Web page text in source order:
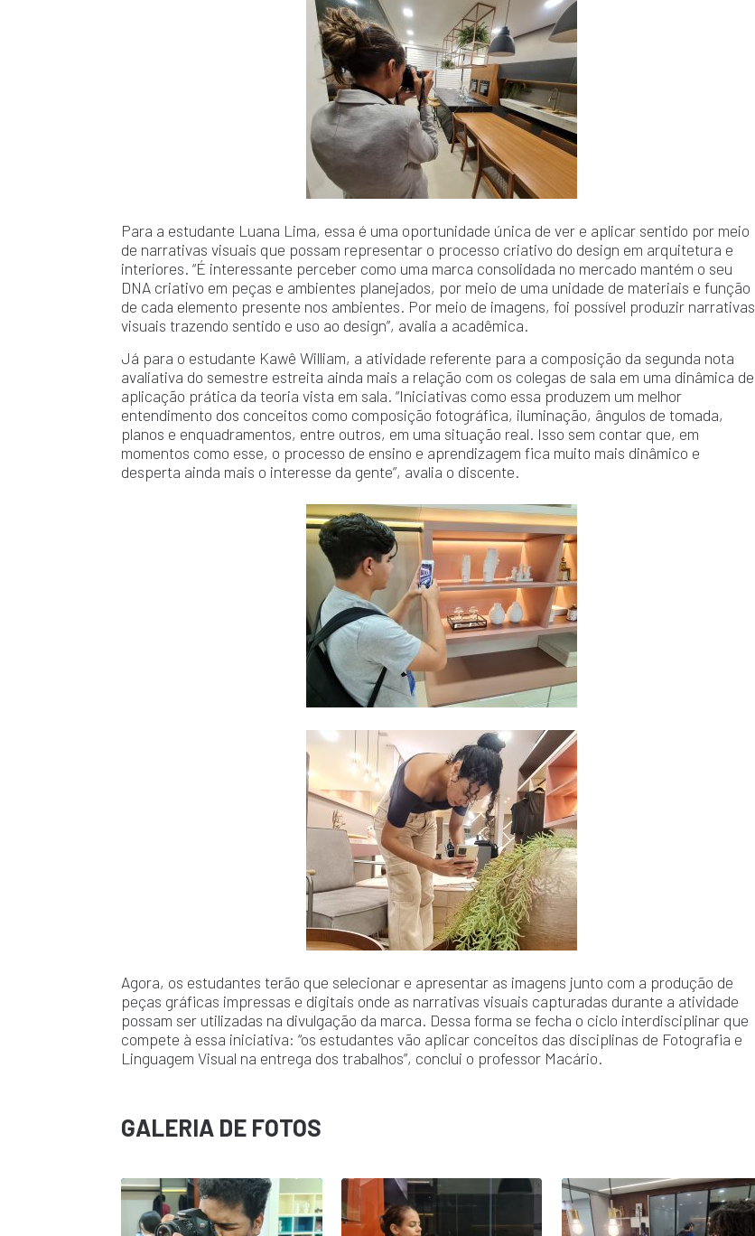
Para a estudante Luana Lima, essa é uma oportunidade única de ver e aplicar sentido por meio
de narrativas visuais que possam representar o processo criativo do design em arquitetura e
interiores. “É interessante perceber como uma marca consolidada no mercado mantém o seu
DNA criativo em peças e ambientes planejados, por meio de uma unidade de materiais e função
de cada elemento presente nos ambientes. Por meio de imagens, foi possível produzir narrativas
visuais trazendo sentido e uso ao design”, avalia a acadêmica.
Já para o estudante Kawê William, a atividade referente para a composição da segunda nota
avaliativa do semestre estreita ainda mais a relação com os colegas de sala em uma dinâmica de
aplicação prática da teoria vista em sala. “Iniciativas como essa produzem um melhor
entendimento dos conceitos como composição fotográfica, iluminação, ângulos de tomada,
planos e enquadramentos, entre outros, em uma situação real. Isso sem contar que, em
momentos como esse, o processo de ensino e aprendizagem fica muito mais dinâmico e
desperta ainda mais o interesse da gente”, avalia o discente.
Agora, os estudantes terão que selecionar e apresentar as imagens junto com a produção de
peças gráficas impressas e digitais onde as narrativas visuais capturadas durante a atividade
possam ser utilizadas na divulgação da marca. Dessa forma se fecha o ciclo interdisciplinar que
compete à essa iniciativa: “os estudantes vão aplicar conceitos das disciplinas de Fotografia e
Linguagem Visual na entrega dos trabalhos”, conclui o professor Macário.
GALERIA DE FOTOS